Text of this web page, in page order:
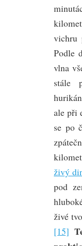
vichru
Podle
vlna
stále
ale při
se po
živý
pod
živé
[15]